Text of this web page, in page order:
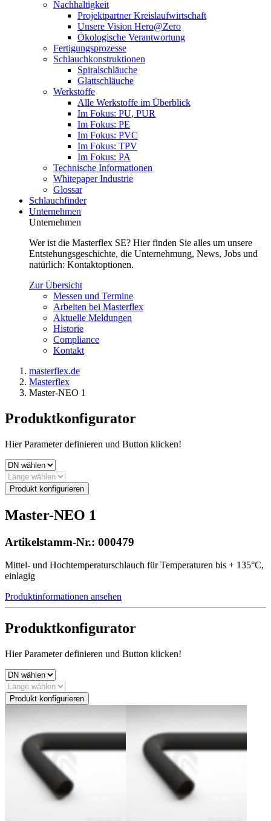
Nachhaltigkeit
Projektpartner Kreislaufwirtschaft
Unsere Vision Hero@Zero
Ökologische Verantwortung
Fertigungsprozesse
Schlauchkonstruktionen
Spiralschläuche
Glattschläuche
Werkstoffe
Alle Werkstoffe im Überblick
Im Fokus: PU, PUR
Im Fokus: PE
Im Fokus: PVC
Im Fokus: TPV
Im Fokus: PA
Technische Informationen
Whitepaper Industrie
Glossar
Schlauchfinder
Unternehmen
Unternehmen
Wer ist die Masterflex SE? Hier finden Sie alles um unsere
Entstehungsgeschichte, die Unternehmung, News, Jobs und
natürlich: Kontaktoptionen.
Zur Übersicht
Messen und Termine
Arbeiten bei Masterflex
Aktuelle Meldungen
Historie
Compliance
Kontakt
masterflex.de
Masterflex
Master-NEO 1
Produktkonfigurator
Hier Parameter definieren und Button klicken!
Produkt konfigurieren
Master-NEO 1
Artikelstamm-Nr.: 000479
Mittel- und Hochtemperaturschlauch für Temperaturen bis + 135°C,
einlagig
Produktinformationen ansehen
Produktkonfigurator
Hier Parameter definieren und Button klicken!
Produkt konfigurieren